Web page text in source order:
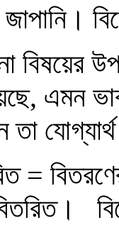
।
বিষয়ের
এমন
=
।